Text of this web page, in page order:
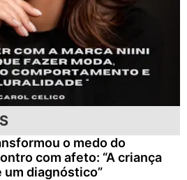
o medo do
com afeto: “A criança
um diagnóstico”